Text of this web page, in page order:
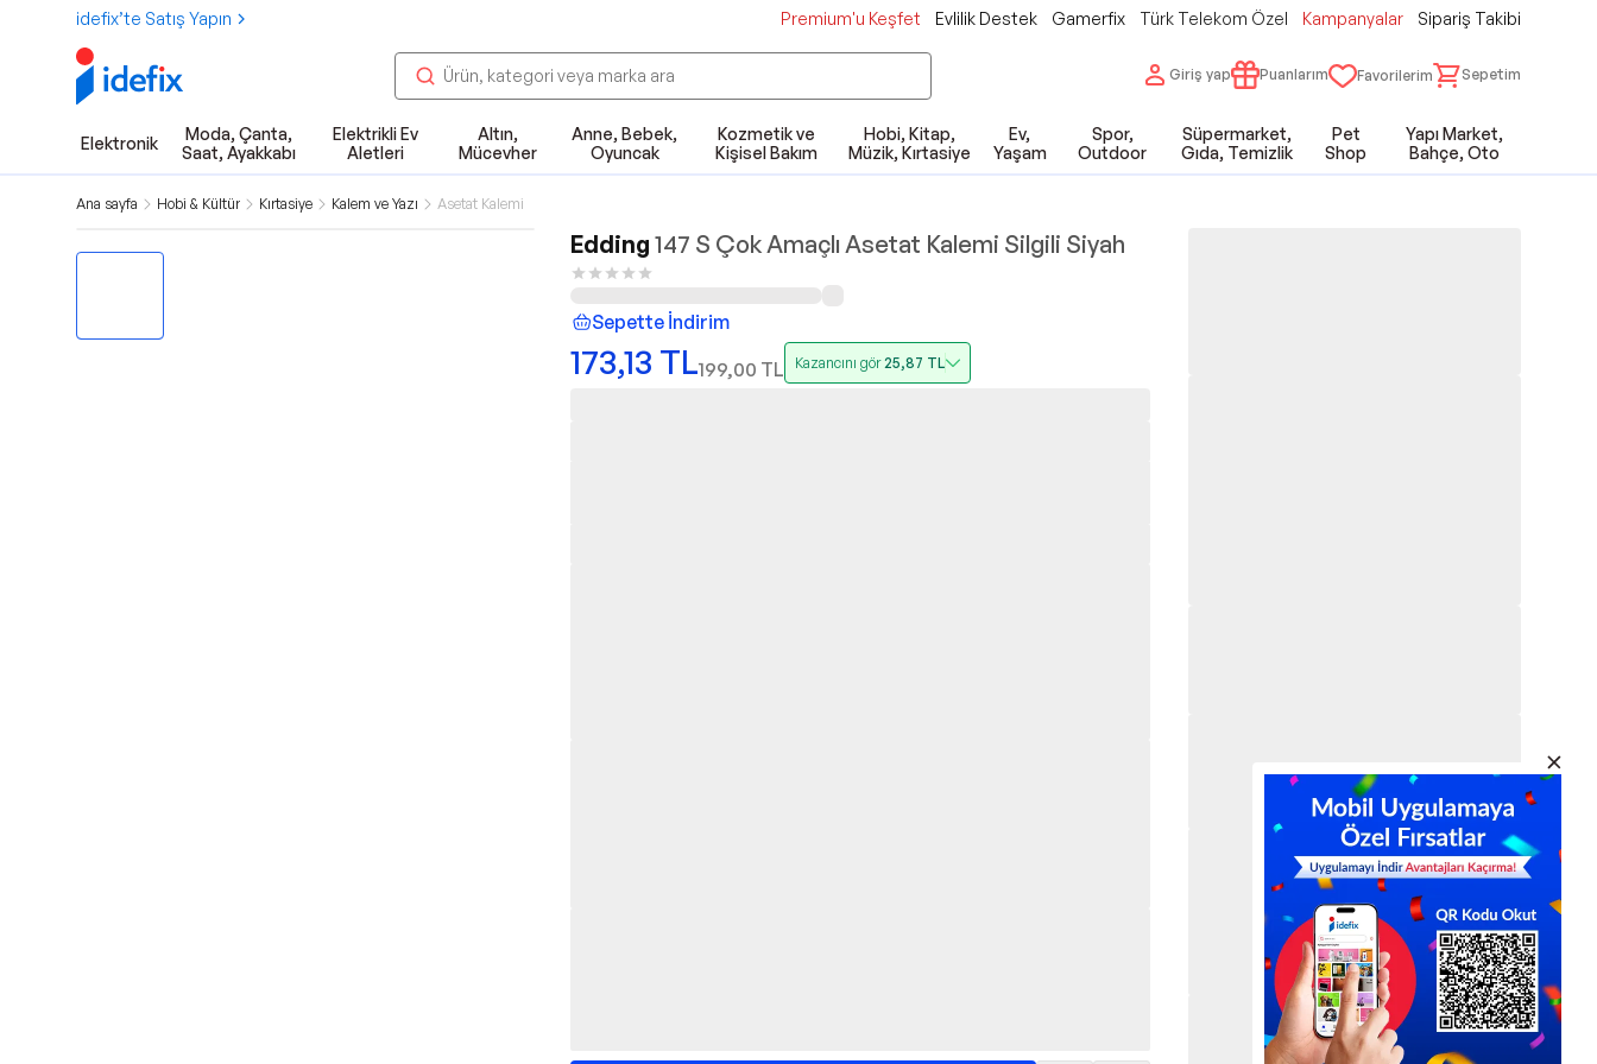
idefix’te Satış Yapın Premium'u Keşfet Evlilik Destek Gamerfix Türk Telekom Özel Kampanyalar Sipariş Takibi
Giriş yap Puanlarım Favorilerim Sepetim
Elektronik
Moda, Çanta,
Saat, Ayakkabı
Elektrikli Ev
Aletleri
Altın,
Mücevher
Anne, Bebek,
Oyuncak
Kozmetik ve
Kişisel Bakım
Hobi, Kitap,
Müzik, Kırtasiye
Ev,
Yaşam
Spor,
Outdoor
Süpermarket,
Gıda, Temizlik
Pet
Shop
Yapı Market,
Bahçe, Oto
Ana sayfa Hobi & Kültür Kırtasiye Kalem ve Yazı Asetat Kalemi
Edding 147 S Çok Amaçlı Asetat Kalemi Silgili Siyah
Sepette İndirim
173,13 TL199,00 TL Kazancını gör25,87 TL